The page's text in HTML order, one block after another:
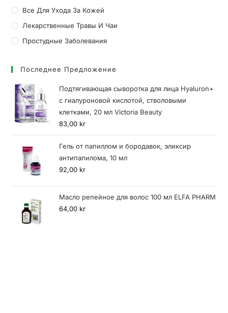
Все Для Ухода За Кожей
Лекарственные Травы И Чаи
Простудные Заболевания
Последнее Предложение
Подтягивающая сыворотка для лица Hyaluron+
с гиалуроновой кислотой, стволовыми
клетками, 20 мл Victoria Beauty
83,00 kr
Гель от папиллом и бородавок, эликсир
антипапилома, 10 мл
92,00 kr
Масло репейное для волос 100 мл ELFA PHARM
64,00 kr